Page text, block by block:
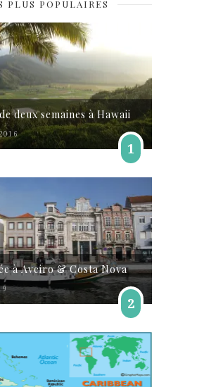
PLUS POPULAIRES
deux semaines à Hawaii
1
à Aveiro & Costa Nova
2